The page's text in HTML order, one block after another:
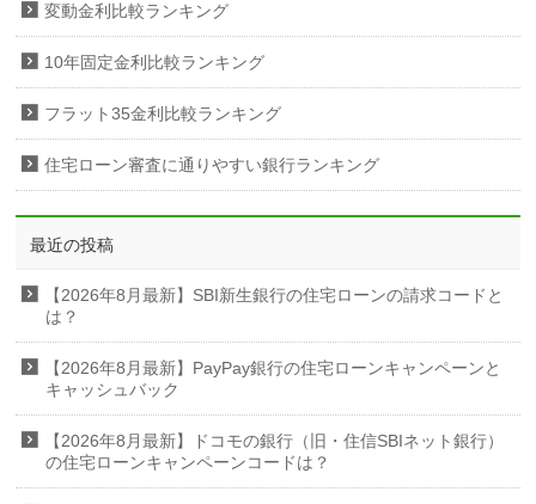
変動金利比較ランキング
10年固定金利比較ランキング
フラット35金利比較ランキング
住宅ローン審査に通りやすい銀行ランキング
最近の投稿
【2026年8月最新】SBI新生銀行の住宅ローンの請求コードと
は？
【2026年8月最新】PayPay銀行の住宅ローンキャンペーンと
キャッシュバック
【2026年8月最新】ドコモの銀行（旧・住信SBIネット銀行）
の住宅ローンキャンペーンコードは？